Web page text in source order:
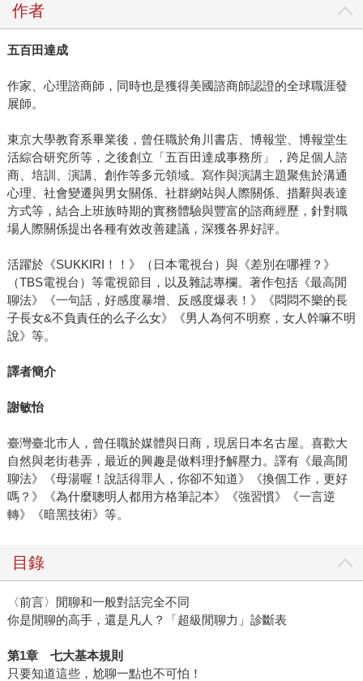
作者
五百田達成
作家、心理諮商師，同時也是獲得美國諮商師認證的全球職涯發
展師。
東京大學教育系畢業後，曾任職於角川書店、博報堂、博報堂生
活綜合研究所等，之後創立「五百田達成事務所」，跨足個人諮
商、培訓、演講、創作等多元領域。寫作與演講主題聚焦於溝通
心理、社會變遷與男女關係、社群網站與人際關係、措辭與表達
方式等，結合上班族時期的實務體驗與豐富的諮商經歷，針對職
場人際關係提出各種有效改善建議，深獲各界好評。
活躍於《SUKKIRI！！》（日本電視台）與《差別在哪裡？》
（TBS電視台）等電視節目，以及雜誌專欄。著作包括《最高閒
聊法》《一句話，好感度暴增、反感度爆表！》《悶悶不樂的長
子長女&不負責任的么子么女》《男人為何不明察，女人幹嘛不明
說》等。
譯者簡介
謝敏怡
臺灣臺北市人，曾任職於媒體與日商，現居日本名古屋。喜歡大
自然與老街巷弄，最近的興趣是做料理抒解壓力。譯有《最高閒
聊法》《母湯喔！說話得罪人，你卻不知道》《換個工作，更好
嗎？》《為什麼聰明人都用方格筆記本》《強習慣》《一言逆
轉》《暗黑技術》等。
目錄
〈前言〉閒聊和一般對話完全不同
你是閒聊的高手，還是凡人？「超級閒聊力」診斷表
第1章 七大基本規則
只要知道這些，尬聊一點也不可怕！